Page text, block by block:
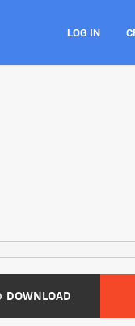
LOG IN
DOWNLOAD